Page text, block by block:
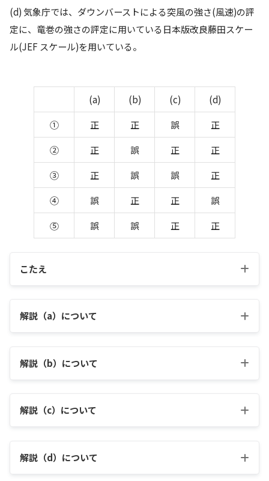
(d) 気象庁では、ダウンバーストによる突⾵の強さ(⾵速)の評
定に、⻯巻の強さの評定に⽤いている⽇本版改良藤⽥スケー
ル(JEF スケール)を⽤いている。
(a) (b) (c)
(d)
①
正 正 誤
正
②
正 誤 正
正
③
正 誤 誤
正
④
誤 正 正
誤
⑤
誤 誤 正 正
こたえ
解説（a）について
解説（b）について
解説（c）について
解説（d）について